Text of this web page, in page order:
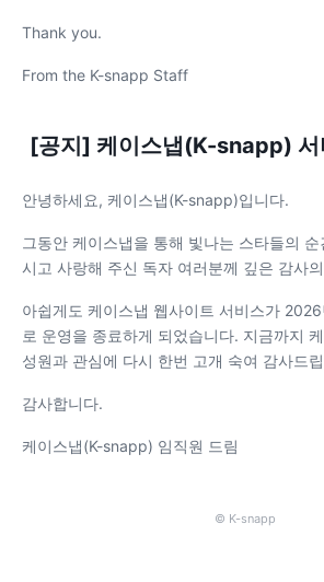
Thank you.
From the K-snapp Staff
[공지] 케이스냅(K-snapp) 서
안녕하세요, 케이스냅(K-snapp)입니다.
그동안 케이스냅을 통해 빛나는 스타들의
시고 사랑해 주신 독자 여러분께 깊은 감사
아쉽게도 케이스냅 웹사이트 서비스가
로 운영을 종료하게 되었습니다. 지금까지
성원과 관심에 다시 한번 고개 숙여 감사드
감사합니다.
케이스냅(K-snapp) 임직원 드림
© K-snapp